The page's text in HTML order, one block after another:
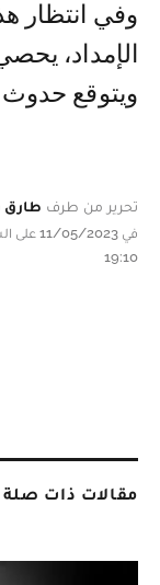
وفي انتظار
الإمداد،
ويتوقع
تحرير من طرف
19:10
مقالات ذات صلة